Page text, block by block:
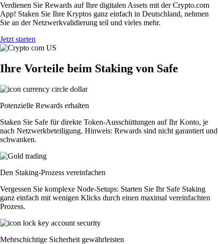
Verdienen Sie Rewards auf Ihre digitalen Assets mit der Crypto.com
App! Staken Sie Ihre Kryptos ganz einfach in Deutschland, nehmen
Sie an der Netzwerkvalidierung teil und vieles mehr.
Jetzt starten
Ihre Vorteile beim Staking von Safe
Potenzielle Rewards erhalten
Staken Sie Safe für direkte Token-Ausschüttungen auf Ihr Konto, je
nach Netzwerkbeteiligung. Hinweis: Rewards sind nicht garantiert und
schwanken.
Den Staking-Prozess vereinfachen
Vergessen Sie komplexe Node-Setups: Starten Sie Ihr Safe Staking
ganz einfach mit wenigen Klicks durch einen maximal vereinfachten
Prozess.
Mehrschichtige Sicherheit gewährleisten